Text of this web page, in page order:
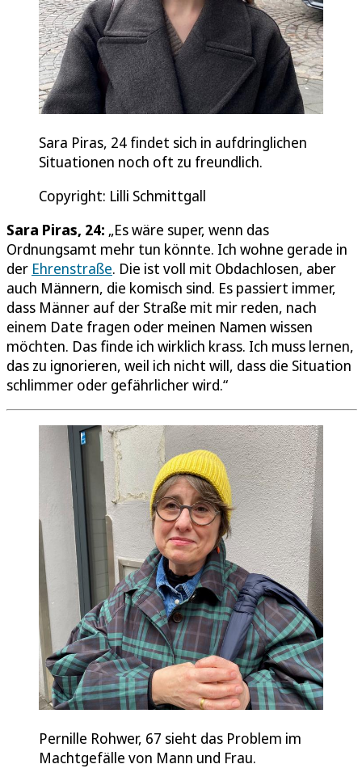
Sara Piras, 24 findet sich in aufdringlichen
Situationen noch oft zu freundlich.
Copyright: Lilli Schmittgall
Sara Piras, 24: „Es wäre super, wenn das
Ordnungsamt mehr tun könnte. Ich wohne gerade in
der Ehrenstraße. Die ist voll mit Obdachlosen, aber
auch Männern, die komisch sind. Es passiert immer,
dass Männer auf der Straße mit mir reden, nach
einem Date fragen oder meinen Namen wissen
möchten. Das finde ich wirklich krass. Ich muss lernen,
das zu ignorieren, weil ich nicht will, dass die Situation
schlimmer oder gefährlicher wird.“
Pernille Rohwer, 67 sieht das Problem im
Machtgefälle von Mann und Frau.